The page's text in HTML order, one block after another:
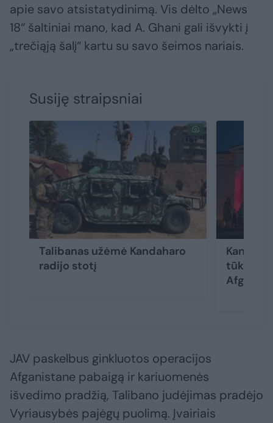
apie savo atsistatydinimą. Vis dėlto „News
18“ šaltiniai mano, kad A. Ghani gali išvykti į
„trečiąją šalį“ kartu su savo šeimos nariais.
Susiję straipsniai
Talibanas užėmė Kandaharo
radijo stotį
Kanada
tūkst.
JAV paskelbus ginkluotos operacijos
Afganistane pabaigą ir kariuomenės
išvedimo pradžią, Talibano judėjimas pradėjo
Vyriausybės pajėgų puolimą. Įvairiais